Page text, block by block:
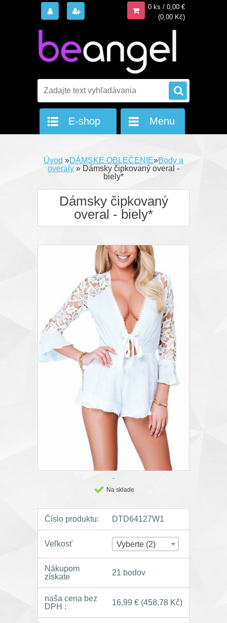
0 ks / 0,00 €
(0,00 Kč)
E-shop Menu
Úvod »DÁMSKE OBLEČENIE»Body a
overaly » Dámsky čipkovaný overal -
biely*
Dámsky čipkovaný
overal - biely*
Na sklade
Číslo produktu: DTD64127W1
Veľkosť Vyberte (2)
Nákupom
získate
21 bodov
naša cena bez
DPH :
16,99 € (458,78 Kč)